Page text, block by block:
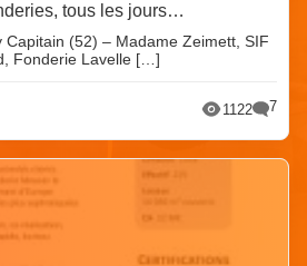
tous les jours…
Capitain (52) – Madame Zeimett, SIF
Fonderie Lavelle […]
1122 7